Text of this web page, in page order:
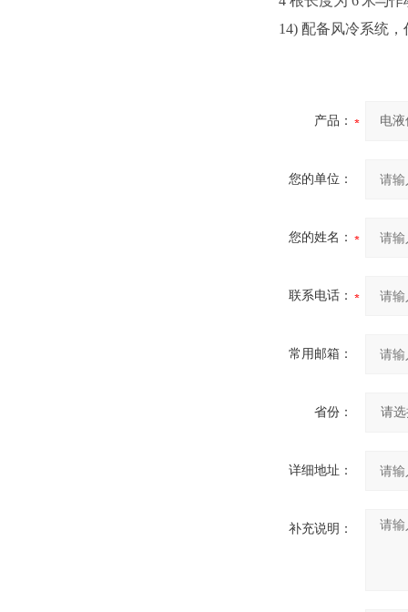
14) 配备风冷系统
产品：
您的单位：
您的姓名：
联系电话：
常用邮箱：
省份：
详细地址：
补充说明：